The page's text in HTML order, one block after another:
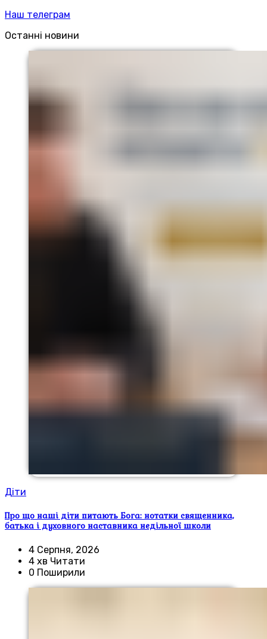
Наш телеграм
Останні новини
Діти
Про що наші діти питають Бога: нотатки священника,
батька і духовного наставника недільної школи
4 Серпня, 2026
4 хв Читати
0 Поширили